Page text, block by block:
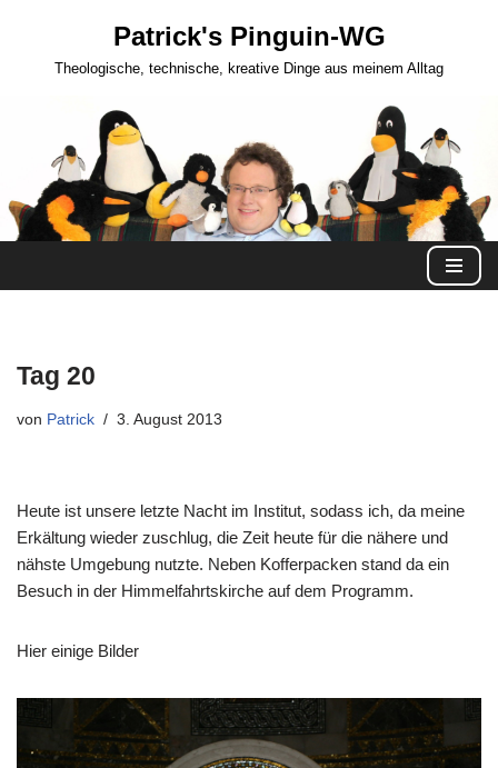
Patrick's Pinguin-WG
Theologische, technische, kreative Dinge aus meinem Alltag
Tag 20
von Patrick 3. August 2013
Heute ist unsere letzte Nacht im Institut, sodass ich, da meine
Erkältung wieder zuschlug, die Zeit heute für die nähere und
nähste Umgebung nutzte. Neben Kofferpacken stand da ein
Besuch in der Himmelfahrtskirche auf dem Programm.
Hier einige Bilder